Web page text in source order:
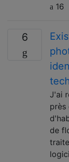
16
6
J'ai
près
de